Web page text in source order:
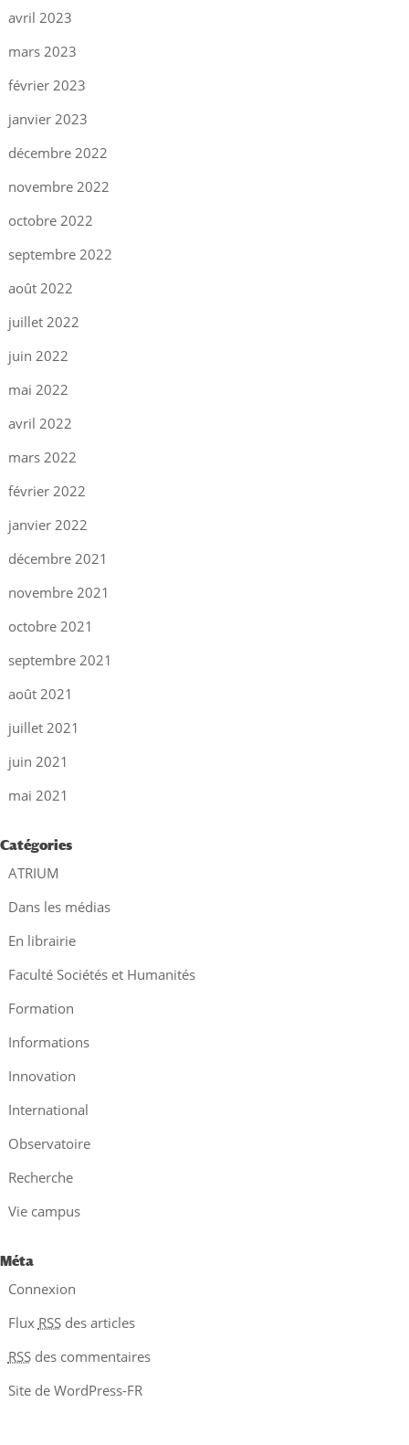
avril 2023
mars 2023
février 2023
janvier 2023
décembre 2022
novembre 2022
octobre 2022
septembre 2022
août 2022
juillet 2022
juin 2022
mai 2022
avril 2022
mars 2022
février 2022
janvier 2022
décembre 2021
novembre 2021
octobre 2021
septembre 2021
août 2021
juillet 2021
juin 2021
mai 2021
Catégories
ATRIUM
Dans les médias
En librairie
Faculté Sociétés et Humanités
Formation
Informations
Innovation
International
Observatoire
Recherche
Vie campus
Méta
Connexion
Flux RSSdes articles
RSSdes commentaires
Site de WordPress-FR